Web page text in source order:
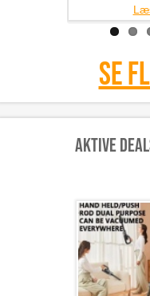
Se
Aktive